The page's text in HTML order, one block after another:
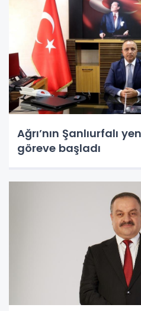
Ağrı’nın Şanlıurfalı
göreve başladı